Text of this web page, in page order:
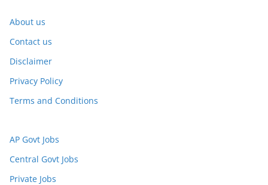
About us
Contact us
Disclaimer
Privacy Policy
Terms and Conditions
AP Govt Jobs
Central Govt Jobs
Private Jobs